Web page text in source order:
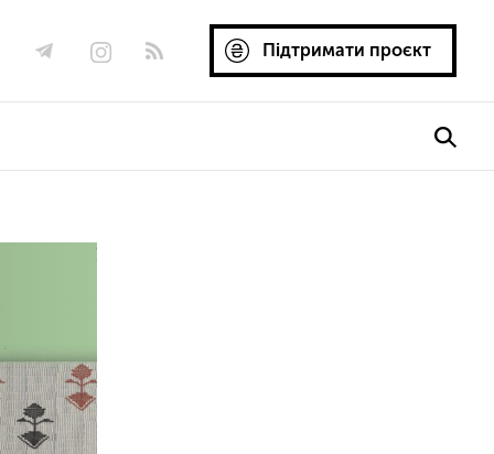
Підтримати проєкт